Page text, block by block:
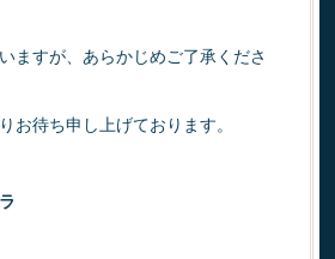
ますが、あらかじめご了承くださ
お待ち申し上げております。